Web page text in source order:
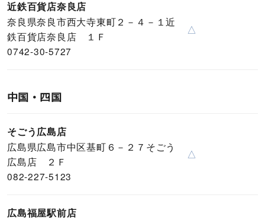
近鉄百貨店奈良店
奈良県奈良市西大寺東町２－４－１近
鉄百貨店奈良店 １Ｆ
0742-30-5727
△
中国・四国
そごう広島店
広島県広島市中区基町６－２７そごう
広島店 ２Ｆ
082-227-5123
△
広島福屋駅前店